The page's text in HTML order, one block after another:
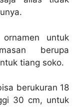
untuk
berupa
tiang soko.
berukuran 18
30 cm, untuk